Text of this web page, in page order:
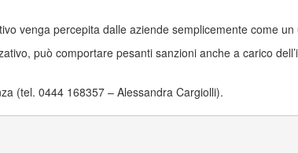
venga percepita dalle aziende semplicemente come
può comportare pesanti sanzioni anche a carico
(tel. 0444 168357 – Alessandra Cargiolli).